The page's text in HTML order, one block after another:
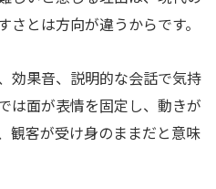
とは方向が違うからです。
効果音、説明的な会話で気持
は面が表情を固定し、動きが
観客が受け身のままだと意味